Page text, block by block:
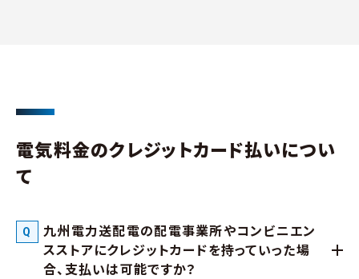
電気料金のクレジットカード払いについ
て
九州電力送配電の配電事業所やコンビニエン
スストアにクレジットカードを持っていった場
合、支払いは可能ですか？